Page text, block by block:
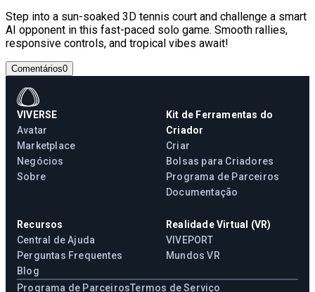
Step into a sun-soaked 3D tennis court and challenge a smart
AI opponent in this fast-paced solo game. Smooth rallies,
responsive controls, and tropical vibes await!
Comentários0
VIVERSE
Avatar
Marketplace
Negócios
Sobre
Kit de Ferramentas do
Criador
Criar
Bolsas para Criadores
Programa de Parceiros
Documentação
Recursos
Central de Ajuda
Perguntas Frequentes
Blog
Realidade Virtual (VR)
VIVEPORT
Mundos VR
Programa de ParceirosTermos de Serviço